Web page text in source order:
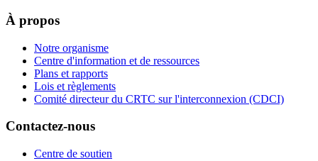
À propos
Notre organisme
Centre d'information et de ressources
Plans et rapports
Lois et règlements
Comité directeur du CRTC sur l'interconnexion (CDCI)
Contactez-nous
Centre de soutien